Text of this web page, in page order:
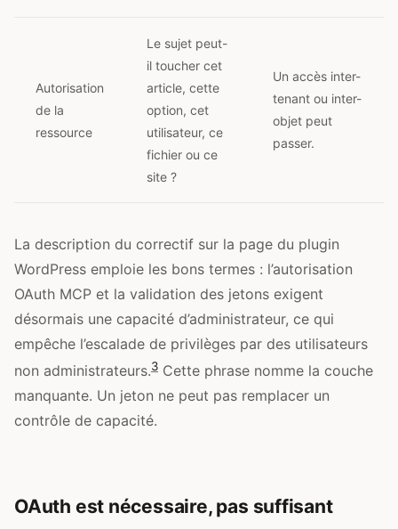
Autorisation
de la
ressource
Le sujet peut-
il toucher cet
article, cette
option, cet
utilisateur, ce
fichier ou ce
site ?
Un accès inter-
tenant ou inter-
objet peut
passer.
La description du correctif sur la page du plugin
WordPress emploie les bons termes : l’autorisation
OAuth MCP et la validation des jetons exigent
désormais une capacité d’administrateur, ce qui
empêche l’escalade de privilèges par des utilisateurs
non administrateurs.3 Cette phrase nomme la couche
manquante. Un jeton ne peut pas remplacer un
contrôle de capacité.
OAuth est nécessaire, pas suffisant